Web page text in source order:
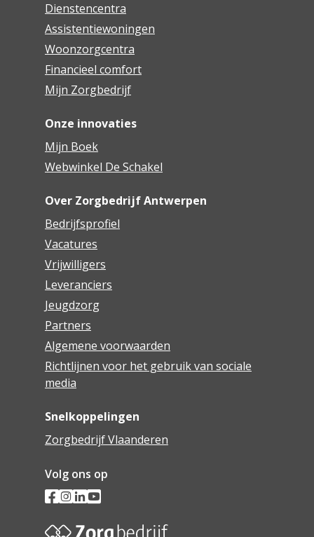
Dienstencentra
Assistentiewoningen
Woonzorgcentra
Financieel comfort
Mijn Zorgbedrijf
Onze innovaties
Mijn Boek
Webwinkel De Schakel
Over Zorgbedrijf Antwerpen
Bedrijfsprofiel
Vacatures
Vrijwilligers
Leveranciers
Jeugdzorg
Partners
Algemene voorwaarden
Richtlijnen voor het gebruik van sociale
media
Snelkoppelingen
Zorgbedrijf Vlaanderen
Volg ons op